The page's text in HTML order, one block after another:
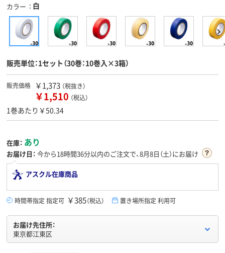
カラー 白
販売単位：1セット（30巻：10巻入×3箱）
販売価格 ￥1,373 （税抜き）
￥1,510 （税込）
1巻あたり￥50.34
在庫： あり
お届け日： 今から18時間36分以内のご注文で、8月8日（土）にお届け
アスクル在庫商品
時間帯指定 指定可 ￥385（税込） 置き場所指定 利用可
お届け先住所：
東京都江東区